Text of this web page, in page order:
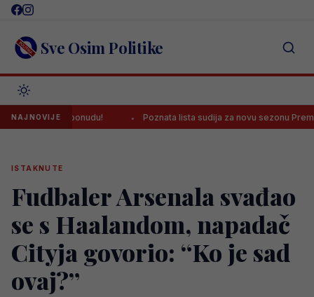
Skip
content Sve Osim Politike
NAJNOVIJE
ponudu! Poznata lista sudija za novu sezonu Premijer lige
ISTAKNUTE
Fudbaler Arsenala svađao
se s Haalandom, napadač
Cityja govorio: “Ko je sad
ovaj?”